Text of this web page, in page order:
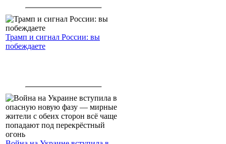
Трамп и сигнал России: вы
побеждаете